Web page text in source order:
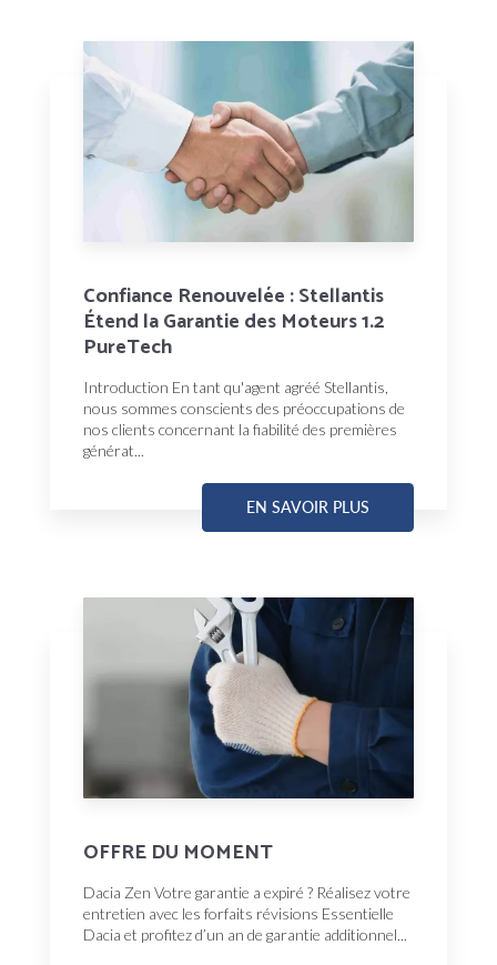
Confiance Renouvelée : Stellantis
Étend la Garantie des Moteurs 1.2
PureTech
Introduction En tant qu'agent agréé Stellantis,
nous sommes conscients des préoccupations de
nos clients concernant la fiabilité des premières
générat...
EN SAVOIR PLUS
OFFRE DU MOMENT
Dacia Zen Votre garantie a expiré ? Réalisez votre
entretien avec les forfaits révisions Essentielle
Dacia et profitez d’un an de garantie additionnel...